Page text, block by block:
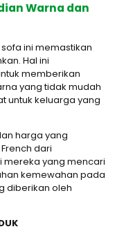
Warna dan
ini memastikan
Hal ini
memberikan
yang tidak mudah
untuk keluarga yang
harga yang
dari
yang mencari
kemewahan pada
diberikan oleh